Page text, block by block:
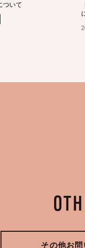
ついて
その他お